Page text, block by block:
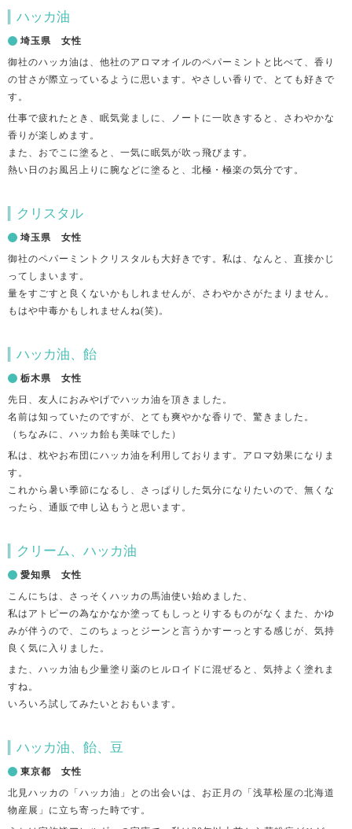
ハッカ油
埼玉県 女性
御社のハッカ油は、他社のアロマオイルのペパーミントと比べて、香り
の甘さが際立っているように思います。やさしい香りで、とても好きで
す。
仕事で疲れたとき、眠気覚ましに、ノートに一吹きすると、さわやかな
香りが楽しめます。
また、おでこに塗ると、一気に眠気が吹っ飛びます。
熱い日のお風呂上りに腕などに塗ると、北極・極楽の気分です。
クリスタル
埼玉県 女性
御社のペパーミントクリスタルも大好きです。私は、なんと、直接かじ
ってしまいます。
量をすごすと良くないかもしれませんが、さわやかさがたまりません。
もはや中毒かもしれませんね(笑)。
ハッカ油、飴
栃木県 女性
先日、友人におみやげでハッカ油を頂きました。
名前は知っていたのですが、とても爽やかな香りで、驚きました。
（ちなみに、ハッカ飴も美味でした）
私は、枕やお布団にハッカ油を利用しております。アロマ効果になりま
す。
これから暑い季節になるし、さっぱりした気分になりたいので、無くな
ったら、通販で申し込もうと思います。
クリーム、ハッカ油
愛知県 女性
こんにちは、さっそくハッカの馬油使い始めました、
私はアトピーの為なかなか塗ってもしっとりするものがなくまた、かゆ
みが伴うので、このちょっとジーンと言うかすーっとする感じが、気持
良く気に入りました。
また、ハッカ油も少量塗り薬のヒルロイドに混ぜると、気持よく塗れま
すね。
いろいろ試してみたいとおもいます。
ハッカ油、飴、豆
東京都 女性
北見ハッカの「ハッカ油」との出会いは、お正月の「浅草松屋の北海道
物産展」に立ち寄った時です。